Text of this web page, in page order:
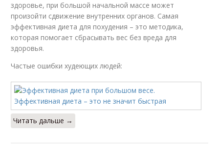
здоровье, при большой начальной массе может
произойти сдвижение внутренних органов. Самая
эффективная диета для похудения – это методика,
которая помогает сбрасывать вес без вреда для
здоровья.
Частые ошибки худеющих людей:
Читать дальше →